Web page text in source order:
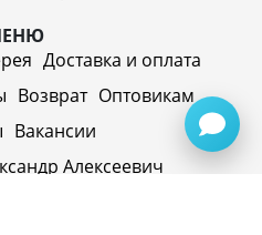
Доставка и оплата
Возврат Оптовикам
Вакансии
Алексеевич